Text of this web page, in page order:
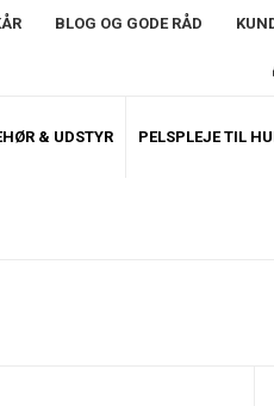
BLOG OG GODE RÅD
& UDSTYR PELSPLEJE TIL